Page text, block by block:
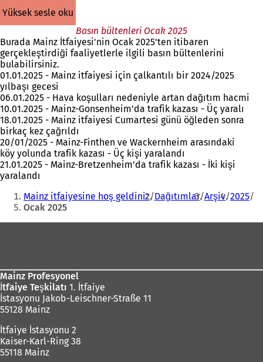
yüksek sesle oku
Basın bültenleri Ocak 2025
Burada Mainz İtfaiyesi'nin Ocak 2025'ten itibaren
gerçekleştirdiği faaliyetlerle ilgili basın bültenlerini
bulabilirsiniz.
01.01.2025 - Mainz itfaiyesi için çalkantılı bir 2024/2025
yılbaşı gecesi
06.01.2025 - Hava koşulları nedeniyle artan dağıtım hacmi
10.01.2025 - Mainz-Gonsenheim'da trafik kazası - Üç yaralı
18.01.2025 - Mainz itfaiyesi Cumartesi günü öğleden sonra
birkaç kez çağrıldı
20/01/2025 - Mainz-Finthen ve Wackernheim arasındaki
köy yolunda trafik kazası - Üç kişi yaralandı
21.01.2025 - Mainz-Bretzenheim'da trafik kazası - İki kişi
yaralandı
Buradasınız:
Mainz itfaiyesine hoş geldiniz Dağıtımlar Arşiv 2025
Ocak 2025
Mainz Profesyonel
İtfaiye Teşkilatı 1. İtfaiye
İstasyonu Jakob-Leischner-Straße 11
55128 Mainz
İtfaiye İstasyonu 2
Kaiser-Karl-Ring 38
55118 Mainz